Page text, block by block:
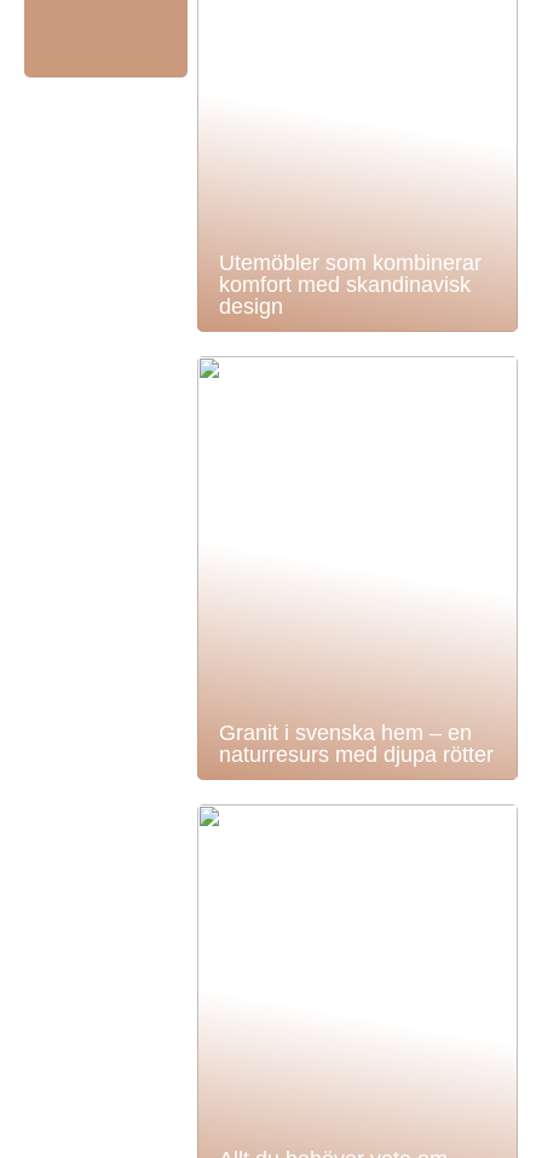
Utemöbler som kombinerar
komfort med skandinavisk
design
Granit i svenska hem – en
naturresurs med djupa rötter